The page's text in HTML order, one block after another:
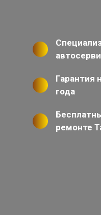
Гарантия
года
ремонте